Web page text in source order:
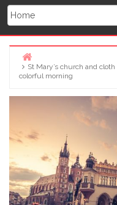
Home
St Mary’s church and
colorful morning